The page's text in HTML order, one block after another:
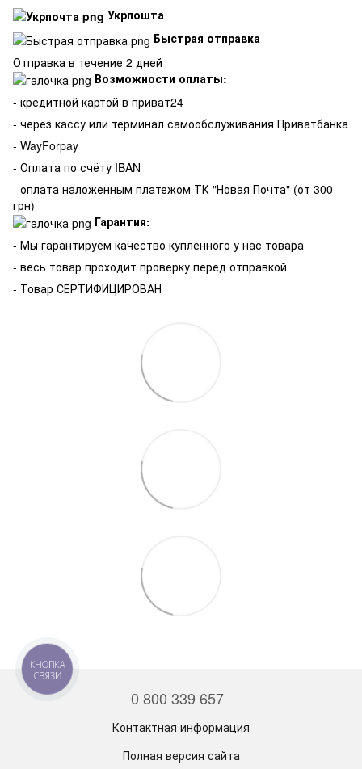
Укрпошта
Быстрая отправка
Отправка в течение 2 дней
Возможности оплаты:
- кредитной картой в приват24
- через кассу или терминал самообслуживания Приватбанка
- WayForpay
- Оплата по счёту IBAN
- оплата наложенным платежом ТК "Новая Почта" (от 300
грн)
Гарантия:
- Мы гарантируем качество купленного у нас товара
- весь товар проходит проверку перед отправкой
- Товар СЕРТИФИЦИРОВАН
0 800 339 657
Контактная информация
Полная версия сайта
КНОПКА
СВЯЗИ